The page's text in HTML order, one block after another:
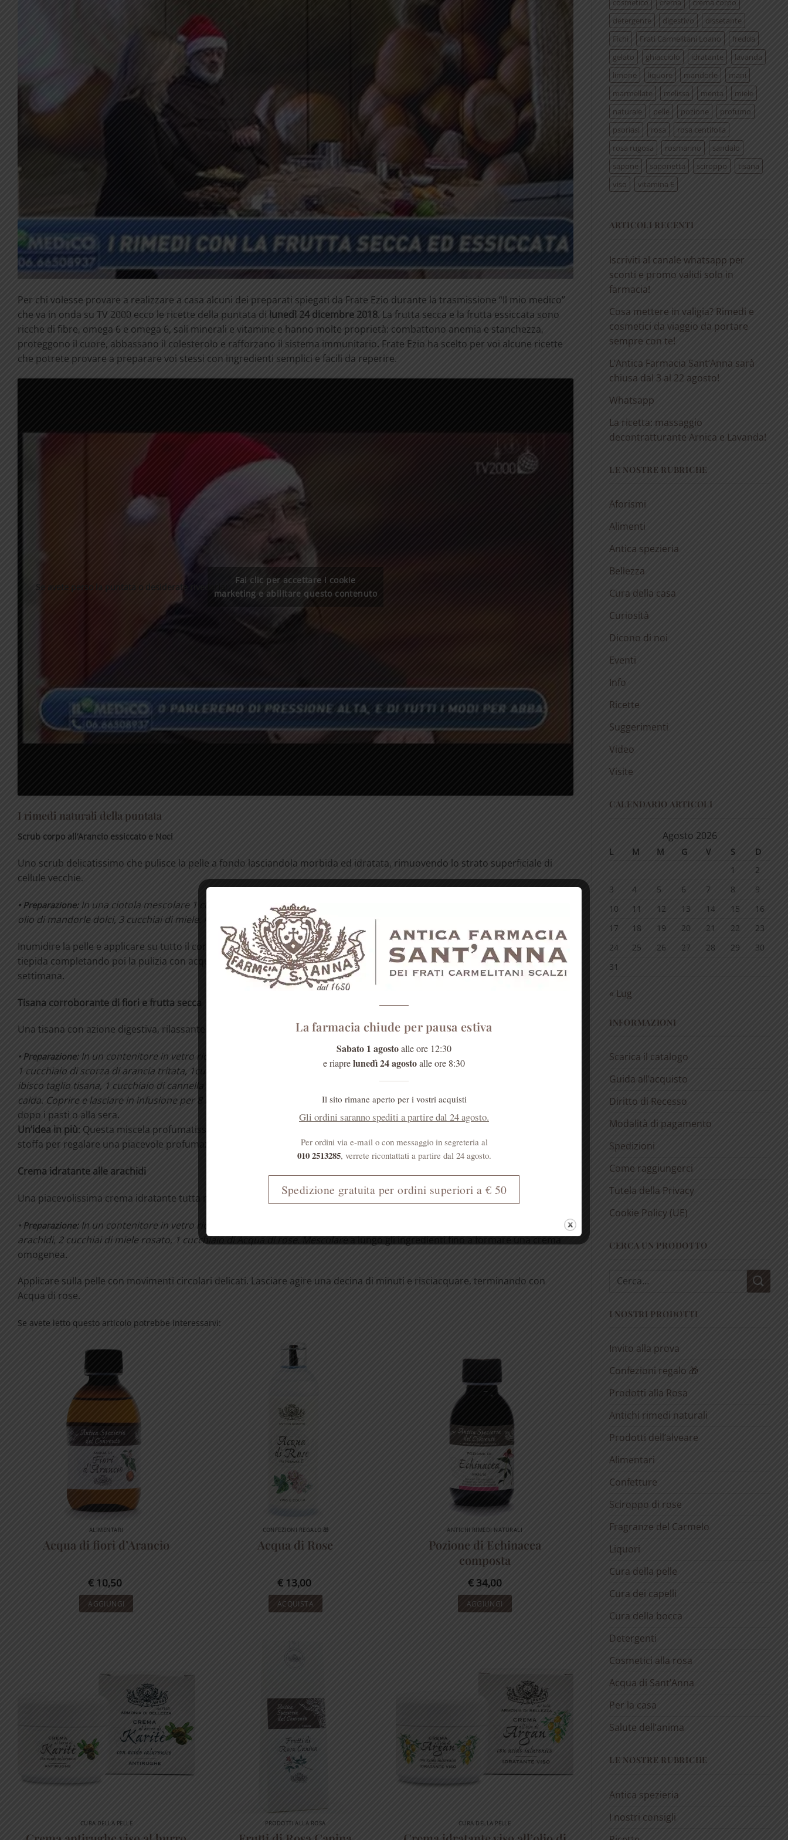
Per chi volesse provare a realizzare a casa alcuni dei preparati spiegati da Frate Ezio durante la trasmissione “Il mio medico”
che va in onda su TV 2000 ecco le ricette della puntata di lunedì 24 dicembre 2018. La frutta secca e la frutta essiccata sono
ricche di fibre, omega 6 e omega 6, sali minerali e vitamine e hanno molte proprietà: combattono anemia e stanchezza,
proteggono il cuore, abbassano il colesterolo e rafforzano il sistema immunitario. Frate Ezio ha scelto per voi alcune ricette
che potrete provare a preparare voi stessi con ingredienti semplici e facili da reperire.
Se avete perso la puntata o desiderate rivederla:
Fai clic per accettare i cookie
marketing e abilitare questo contenuto
I rimedi naturali della puntata
Scrub corpo all’Arancio essiccato e Noci
Uno scrub delicatissimo che pulisce la pelle a fondo lasciandola morbida ed idratata, rimuovendo lo strato superficiale di
cellule vecchie.
•Preparazione: In una ciotola mescolare 1 cucchiaio di noci in polvere, 1 cucchiaio di arancia essiccata in polvere, 3 cucchiai di
olio di mandorle dolci, 3 cucchiai di miele. Mescolare a lungo fino ad ottenere un composto omogeneo.
Inumidire la pelle e applicare su tutto il corpo con movimenti circolari delicati. Al termine del trattamento, risciacquare con
tiepida completando poi la pulizia con acqua di rose. Su cute normale questo scrub può essere applicato una volta a
settimana.
Tisana corroborante di fiori e frutta secca
Una tisana con azione digestiva, rilassante con gusto e retrogusto molto piacevoli. Ideale in ogni momento della giornata.
•Preparazione: In un contenitore in vetro richiudibile preparare una miscela composta da 1 cucchiaio di mela essiccata,
1 cucchiaio di scorza di arancia tritata, 1cucchiaio scorza di mandarini tritati, 1 cucchiaio di rosa canina tritata, 1cucchiaio di
ibisco taglio tisana, 1 cucchiaio di cannella in polvere. Preparare l’infuso con 2 cucchiaini della miscela in una tazza di acqua
calda. Coprire e lasciare in infusione per 8 minuti. Filtrare e dolcificare con miele.Assumere a piacere durante la giornata,
dopo i pasti o alla sera.
Un’idea in più: Questa miscela profumatissima può anche essere usata in piccole ciotole come centrotavola o in sacchettini di
stoffa per regalare una piacevole profumazione a cassetti e armadi.
Crema idratante alle arachidi
Una piacevolissima crema idratante tutta naturale da preparare in pochi minuti
•Preparazione: In un contenitore in vetro richiudibile mescolare 3 cucchiai di yogurt intero puro, 2 cucchiai di burro di
arachidi, 2 cucchiai di miele rosato, 1 cucchiaio di Acqua di rose. Mescolarea lungo gli ingredienti fino a formare una crema
omogenea.
Applicare sulla pelle con movimenti circolari delicati. Lasciare agire una decina di minuti e risciacquare, terminando con
Acqua di rose.
Se avete letto questo articolo potrebbe interessarvi:
ALIMENTARI
Acqua di fiori d’Arancio
€ 10,50
AGGIUNGI
CONFEZIONI REGALO 🎁
Acqua di Rose
€13,00
ACQUISTA
ANTICHI RIMEDI NATURALI
Pozione di Echinacea
composta
€34,00
AGGIUNGI
CURA DELLA PELLE PRODOTTI ALLA ROSA CURA DELLA PELLE
cosmetico
crema
crema corpo
detergente
digestivo
dissetante
Fichi
Frati Carmelitani Loano
fredda
gelato
ghiacciolo idratante
lavanda
limone
liquore mandorle
mani
marmellate
melissa menta
miele
naturale
pelle pozione
profumo
psoriasi
rosa
rosa centifolia
rosa rugosa
rosmarino
sandalo
sapone
saponetta sciroppo
tisana
viso
vitamina E
ARTICOLI RECENTI
Iscriviti al canale whatsapp per
sconti e promo validi solo in
farmacia!
Cosa mettere in valigia? Rimedi e
cosmetici da viaggio da portare
sempre con te!
L’Antica Farmacia Sant’Anna sarà
chiusa dal 3 al 22 agosto!
Whatsapp
La ricetta: massaggio
decontratturante Arnica e Lavanda!
LE NOSTRE RUBRICHE
Aforismi
Alimenti
Antica spezieria
Bellezza
Cura della casa
Curiosità
Dicono di noi
Eventi
Info
Ricette
Suggerimenti
Video
Visite
CALENDARIO ARTICOLI
Agosto 2026
L M M G V S
D
1
2
3
4 5 6 7 8
9
10
11 12 13 14 15
16
17
18 19 20 21 22
23
24
25 26 27 28 29
30
31
« Lug
INFORMAZIONI
Scarica il catalogo
Guida all’acquisto
Diritto di Recesso
Modalità di pagamento
Spedizioni
Come raggiungerci
Tutela della Privacy
Cookie Policy (UE)
CERCA UN PRODOTTO
Cerca:
I NOSTRI PRODOTTI
Invito alla prova
Confezioni regalo 🎁
Prodotti alla Rosa
Antichi rimedi naturali
Prodotti dell’alveare
Alimentari
Confetture
Sciroppo di rose
Fragranze del Carmelo
Liquori
Cura della pelle
Cura dei capelli
Cura della bocca
Detergenti
Cosmetici alla rosa
Acqua di Sant’Anna
Per la casa
Salute dell’anima
LE NOSTRE RUBRICHE
Antica spezieria
I nostri consigli
La farmacia chiude per pausa estiva
Sabato 1 agostoalle ore 12:30
e riaprelunedì 24 agostoalle ore 8:30
Il sito rimane aperto per i vostri acquisti
Gli ordini saranno spediti a partire dal 24 agosto.
Per ordini via e-mail o con messaggio in segreteria al
010 2513285, verrete ricontattati a partire dal 24 agosto.
Spedizione gratuita per ordini superiori a € 50